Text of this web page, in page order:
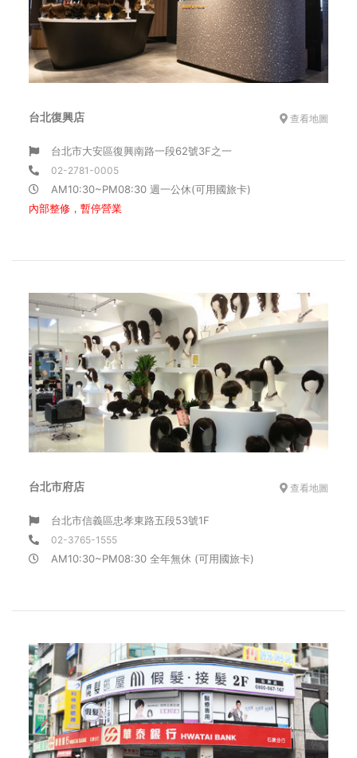
台北復興店 查看地圖
台北市大安區復興南路一段62號3F之一
02-2781-0005
AM10:30~PM08:30 週一公休(可用國旅卡)
內部整修，暫停營業
台北市府店 查看地圖
台北市信義區忠孝東路五段53號1F
02-3765-1555
AM10:30~PM08:30 全年無休 (可用國旅卡)